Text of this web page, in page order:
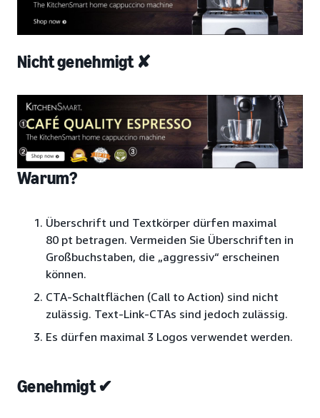
Nicht genehmigt ✘
Warum?
Überschrift und Textkörper dürfen maximal
80 pt betragen. Vermeiden Sie Überschriften in
Großbuchstaben, die „aggressiv“ erscheinen
können.
CTA-Schaltflächen (Call to Action) sind nicht
zulässig. Text-Link-CTAs sind jedoch zulässig.
Es dürfen maximal 3 Logos verwendet werden.
Genehmigt ✔